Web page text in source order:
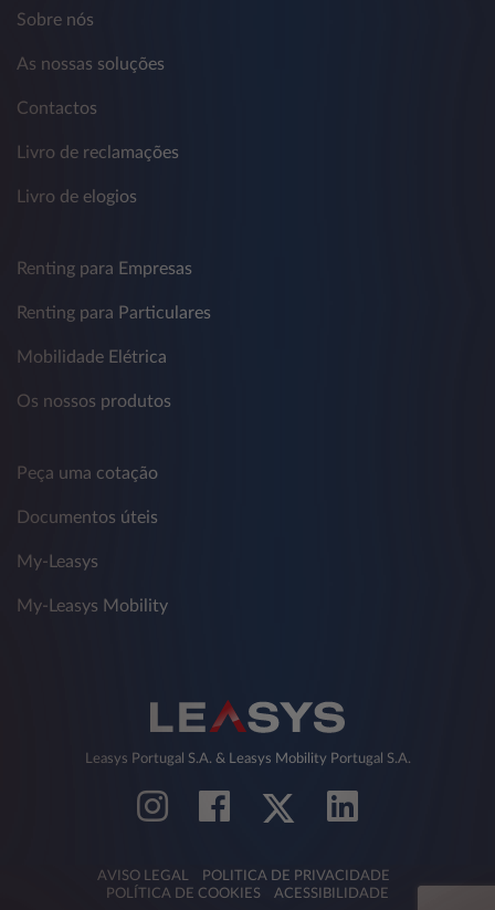
Sobre nós
As nossas soluções
Contactos
Livro de reclamações
Livro de elogios
Renting para Empresas
Renting para Particulares
Mobilidade Elétrica
Os nossos produtos
Peça uma cotação
Documentos úteis
My-Leasys
My-Leasys Mobility
Leasys Portugal S.A. & Leasys Mobility Portugal S.A.
AVISO LEGAL
POLITICA DE PRIVACIDADE
POLÍTICA DE COOKIES
ACESSIBILIDADE